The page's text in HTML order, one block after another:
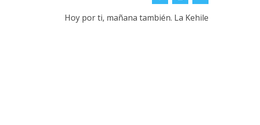
Hoy por ti, mañana también. La Kehile